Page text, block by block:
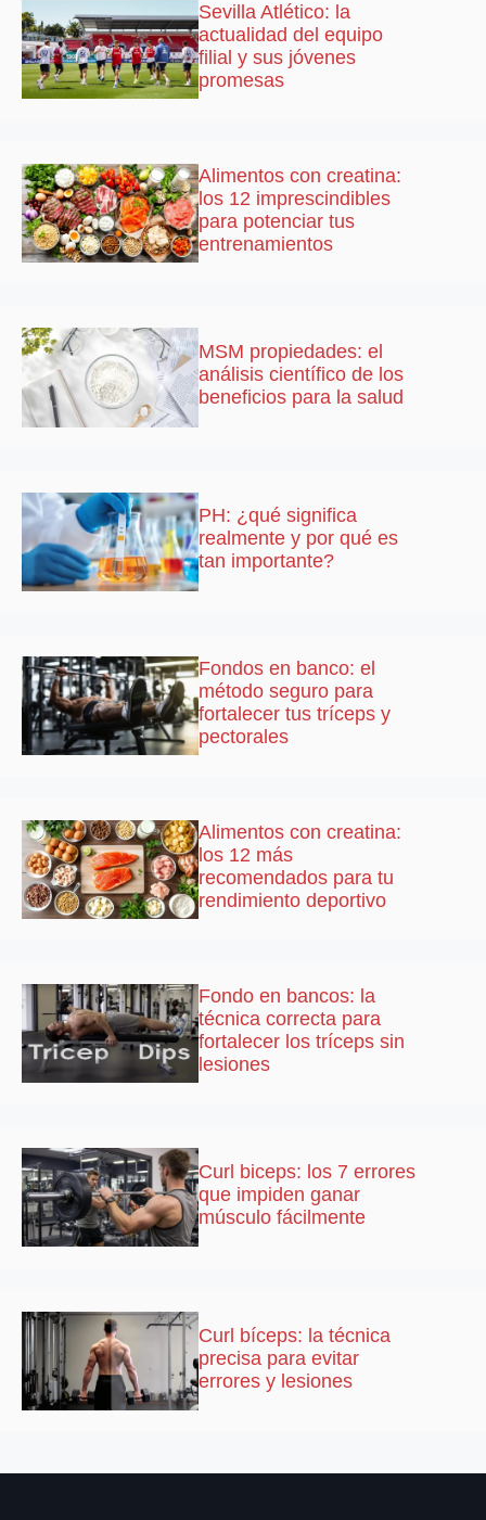
Sevilla Atlético: la
actualidad del equipo
filial y sus jóvenes
promesas
Alimentos con creatina:
los 12 imprescindibles
para potenciar tus
entrenamientos
MSM propiedades: el
análisis científico de los
beneficios para la salud
PH: ¿qué significa
realmente y por qué es
tan importante?
Fondos en banco: el
método seguro para
fortalecer tus tríceps y
pectorales
Alimentos con creatina:
los 12 más
recomendados para tu
rendimiento deportivo
Fondo en bancos: la
técnica correcta para
fortalecer los tríceps sin
lesiones
Curl biceps: los 7 errores
que impiden ganar
músculo fácilmente
Curl bíceps: la técnica
precisa para evitar
errores y lesiones